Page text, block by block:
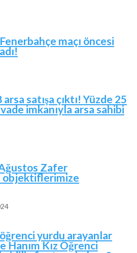
maçı öncesi
satışa çıktı! Yüzde 25
imkanıyla arsa sahibi
Zafer
objektiflerimize
öğrenci yurdu arayanlar
Hanım Kız Öğrenci